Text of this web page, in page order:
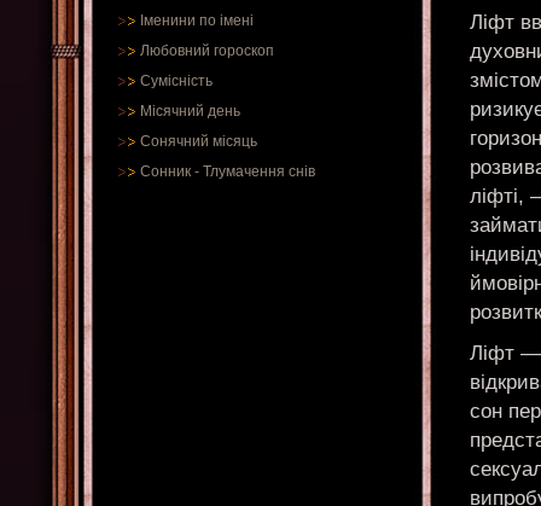
Іменини по імені
Любовний гороскоп
Сумісність
Місячний день
Сонячний місяць
Сонник - Тлумачення снів
Ліфт
ліфті,
Ліфт —
сон